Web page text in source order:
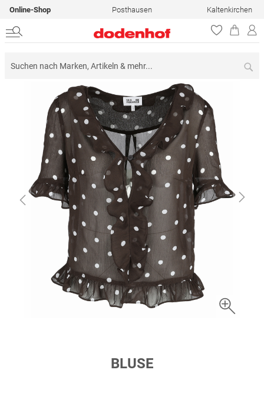
Online-Shop Posthausen Kaltenkirchen
Bildergalerie
springen
BLUSE